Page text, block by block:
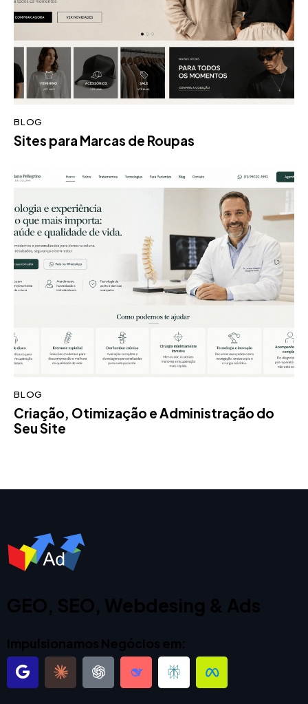
BLOG
Sites para Marcas de Roupas
BLOG
Criação, Otimização e Administração do
Seu Site
GEO, SEO, Webdesing & Ads
Impulsionamos Negócios em: